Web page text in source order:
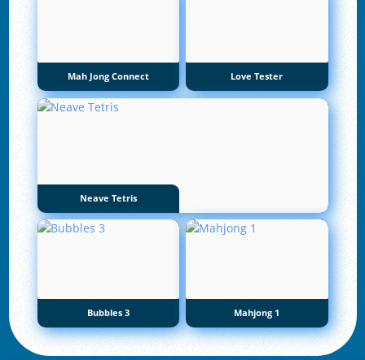
Mah Jong Connect Love Tester
Neave Tetris
Bubbles 3 Mahjong 1